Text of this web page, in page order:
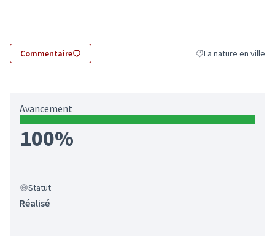
Commentaire Filtrer les résultats
La nature en ville
Avancement
100%
Statut
Réalisé